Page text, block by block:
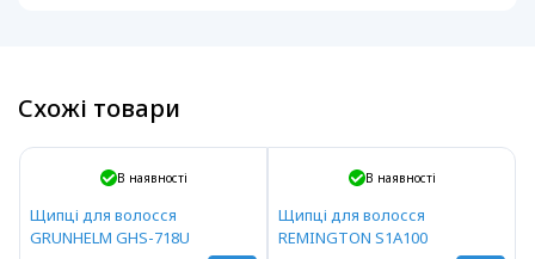
Схожі товари
В наявності
Щипці для волосся
GRUNHELM GHS-718U
В наявності
Щипці для волосся
REMINGTON S1A100